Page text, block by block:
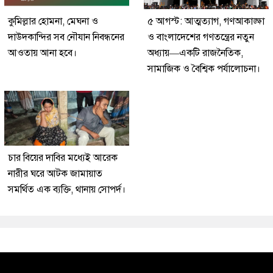
কুমিল্লার হোমনা, মেঘনা ও
দাউদকান্দির সব নৌযান নিবন্ধনের
আওতায় আনা হবে।
৫ আগস্ট: আত্মত্যাগ, গণআকাঙ্ক্ষা
ও বাংলাদেশের গণতন্ত্রের নতুন
অধ্যায়—একটি রাজনৈতিক,
সামাজিক ও বৈশ্বিক পর্যালোচনা।
চার বিয়ের দাবির মধ্যেই আরেক
নারীর ঘরে আটক জামায়াত
সমর্থিত এক ব্যক্তি, থানায় সোপর্দ।